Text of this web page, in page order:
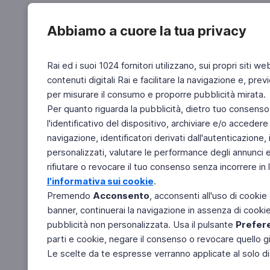
Abbiamo a cuore la tua privacy
Rai ed i suoi 1024 fornitori utilizzano, sui propri siti
contenuti digitali Rai e facilitare la navigazione e,
per misurare il consumo e proporre pubblicità mirata.
Per quanto riguarda la pubblicità, dietro tuo
l'identificativo del dispositivo, archiviare e/o
navigazione, identificatori derivati
personalizzati, valutare le performance degli
rifiutare o revocare il tuo consenso senza incorrere
l'informativa sui cookie.
Premendo Acconsento, acconsenti all'uso di
banner, continuerai la navigazione in assenza di
pubblicità non personalizzata. Usa il pulsante
parti e cookie, negare il consenso o revocare quello
Le scelte da te espresse verranno applicate al solo